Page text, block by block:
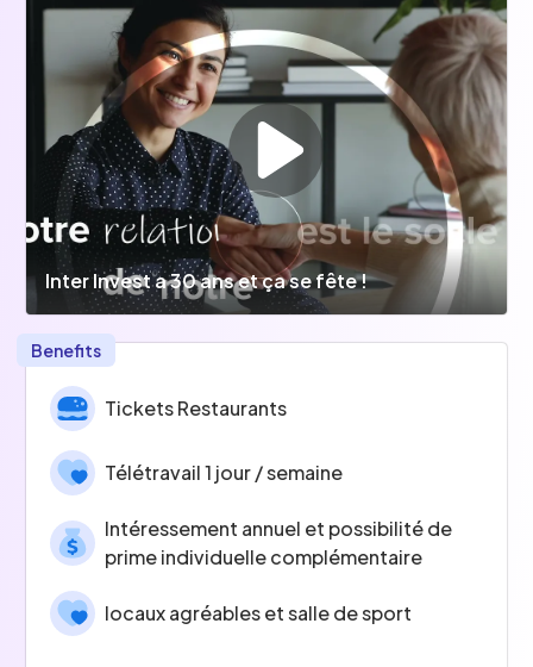
Inter Invest a 30 ans et ça se fête !
Benefits
Tickets Restaurants
Télétravail 1 jour / semaine
Intéressement annuel et possibilité de
prime individuelle complémentaire
locaux agréables et salle de sport